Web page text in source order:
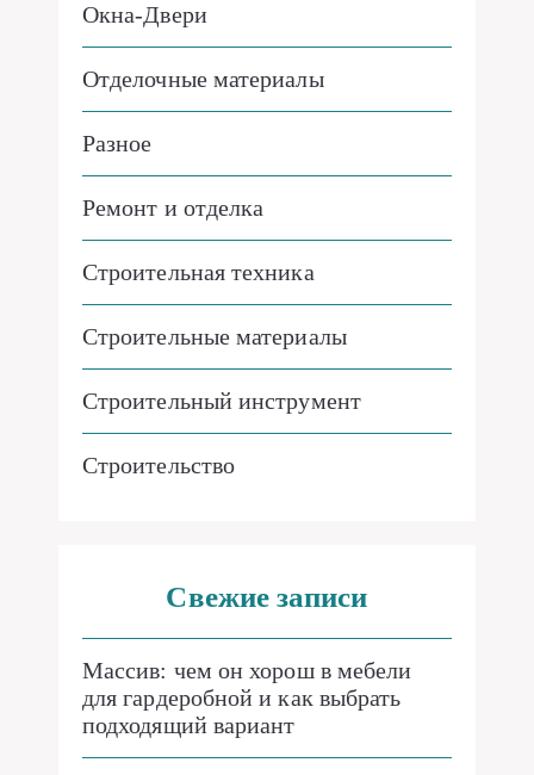
Окна-Двери
Отделочные материалы
Разное
Ремонт и отделка
Строительная техника
Строительные материалы
Строительный инструмент
Строительство
Свежие записи
Массив: чем он хорош в мебели
для гардеробной и как выбрать
подходящий вариант